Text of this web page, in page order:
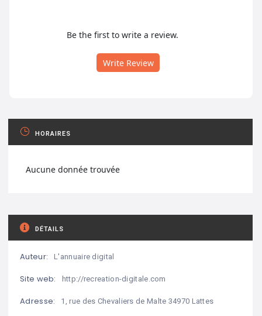
Be the first to write a review.
Write Review
HORAIRES
Aucune donnée trouvée
DÉTAILS
Auteur: L'annuaire digital
Site web: http://recreation-digitale.com
Adresse: 1, rue des Chevaliers de Malte 34970 Lattes